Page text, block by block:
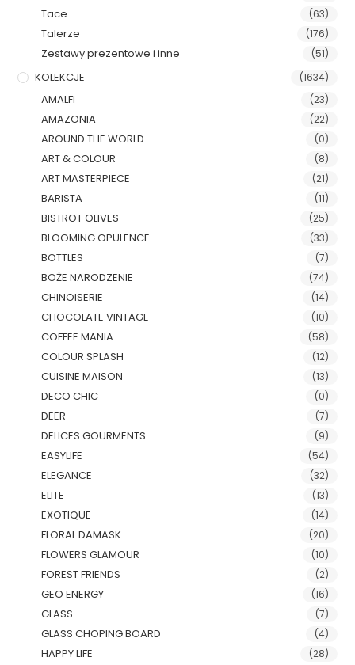
Tace (63)
Talerze (176)
Zestawy prezentowe i inne (51)
KOLEKCJE (1634)
AMALFI (23)
AMAZONIA (22)
AROUND THE WORLD (0)
ART & COLOUR (8)
ART MASTERPIECE (21)
BARISTA (11)
BISTROT OLIVES (25)
BLOOMING OPULENCE (33)
BOTTLES (7)
BOŻE NARODZENIE (74)
CHINOISERIE (14)
CHOCOLATE VINTAGE (10)
COFFEE MANIA (58)
COLOUR SPLASH (12)
CUISINE MAISON (13)
DECO CHIC (0)
DEER (7)
DELICES GOURMENTS (9)
EASYLIFE (54)
ELEGANCE (32)
ELITE (13)
EXOTIQUE (14)
FLORAL DAMASK (20)
FLOWERS GLAMOUR (10)
FOREST FRIENDS (2)
GEO ENERGY (16)
GLASS (7)
GLASS CHOPING BOARD (4)
HAPPY LIFE (28)